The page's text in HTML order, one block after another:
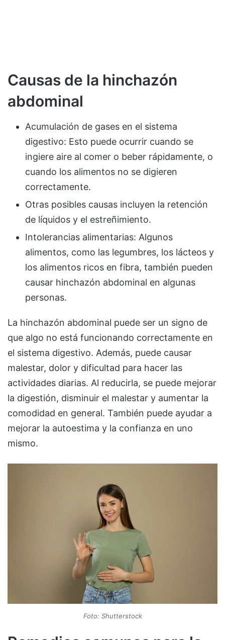
Causas de la hinchazón
abdominal
Acumulación de gases en el sistema
digestivo: Esto puede ocurrir cuando se
ingiere aire al comer o beber rápidamente, o
cuando los alimentos no se digieren
correctamente.
Otras posibles causas incluyen la retención
de líquidos y el estreñimiento.
Intolerancias alimentarias: Algunos
alimentos, como las legumbres, los lácteos y
los alimentos ricos en fibra, también pueden
causar hinchazón abdominal en algunas
personas.
La hinchazón abdominal puede ser un signo de
que algo no está funcionando correctamente en
el sistema digestivo. Además, puede causar
malestar, dolor y dificultad para hacer las
actividades diarias. Al reducirla, se puede mejorar
la digestión, disminuir el malestar y aumentar la
comodidad en general. También puede ayudar a
mejorar la autoestima y la confianza en uno
mismo.
Foto: Shutterstock